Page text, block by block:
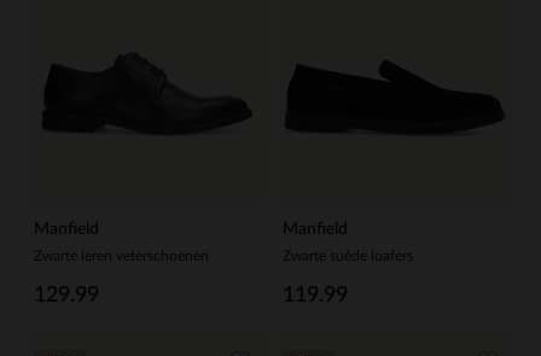
Manfield
Zwarte leren veterschoenen
129.99
Manfield
Zwarte suède loafers
119.99